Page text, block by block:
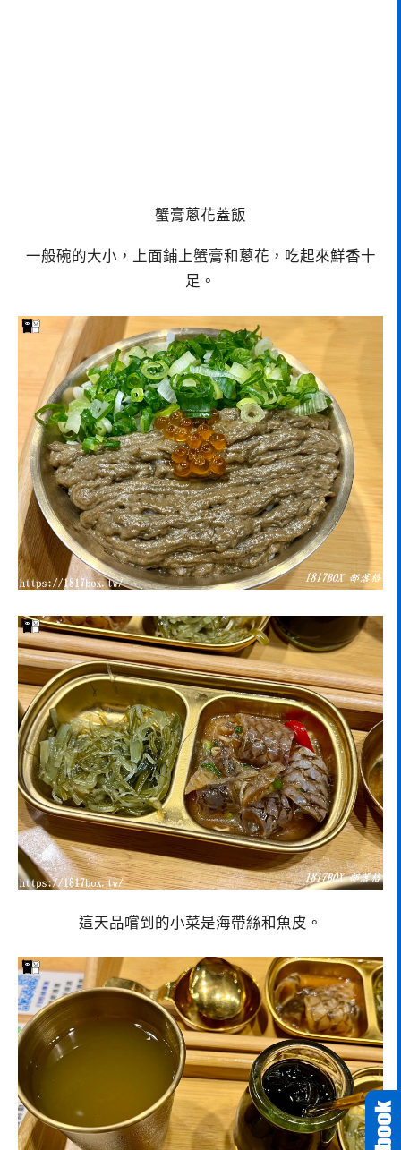
蟹膏蔥花蓋飯
一般碗的大小，上面鋪上蟹膏和蔥花，吃起來鮮香十
足。
這天品嚐到的小菜是海帶絲和魚皮。